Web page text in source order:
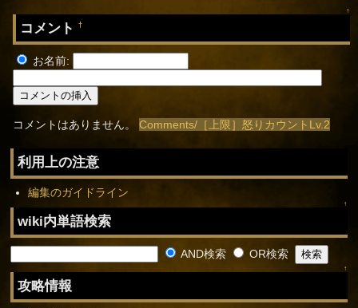
↑
コメント†
お名前:
コメントはありません。Comments/［上限］怒りカウントLv.2
利用上の注意
編集のガイドライン
↑
wiki内単語検索
AND検索 OR検索
↑
攻略情報